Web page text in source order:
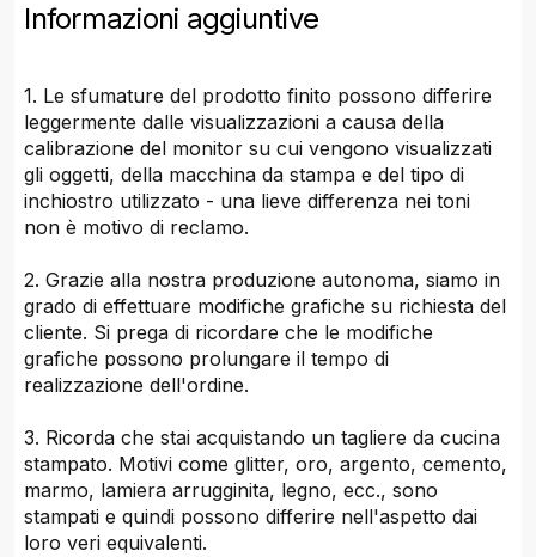
Informazioni aggiuntive
1. Le sfumature del prodotto finito possono differire
leggermente dalle visualizzazioni a causa della
calibrazione del monitor su cui vengono visualizzati
gli oggetti, della macchina da stampa e del tipo di
inchiostro utilizzato - una lieve differenza nei toni
non è motivo di reclamo.
2. Grazie alla nostra produzione autonoma, siamo in
grado di effettuare modifiche grafiche su richiesta del
cliente. Si prega di ricordare che le modifiche
grafiche possono prolungare il tempo di
realizzazione dell'ordine.
3. Ricorda che stai acquistando un tagliere da cucina
stampato. Motivi come glitter, oro, argento, cemento,
marmo, lamiera arrugginita, legno, ecc., sono
stampati e quindi possono differire nell'aspetto dai
loro veri equivalenti.